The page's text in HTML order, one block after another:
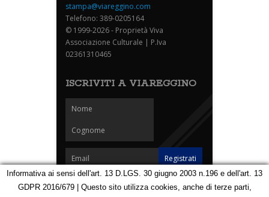
stampa@viareggino.com
Telefono: 389-0205164
© 1999-2026 - Proprietà Viva
Associazione Culturale | P.Iva
02361310465
ISCRIVITI A VIAREGGINO
Informativa ai sensi dell'art. 13 D.LGS. 30 giugno 2003 n.196 e dell'art. 13
GDPR 2016/679 | Questo sito utilizza cookies, anche di terze parti,